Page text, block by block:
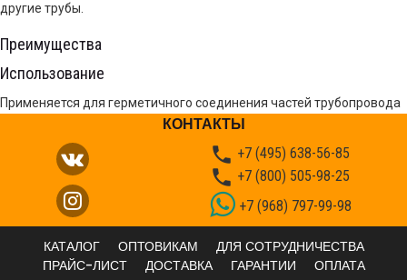
другие трубы.
Преимущества
Использование
Применяется для герметичного соединения частей трубопровода
КОНТАКТЫ
 +7 (495) 638-56-85
 +7 (800) 505-98-25
+7 (968) 797-99-98
КАТАЛОГ ОПТОВИКАМ
ДЛЯ СОТРУДНИЧЕСТВА
ПРАЙС-ЛИСТ
ДОСТАВКА ГАРАНТИИ ОПЛАТА